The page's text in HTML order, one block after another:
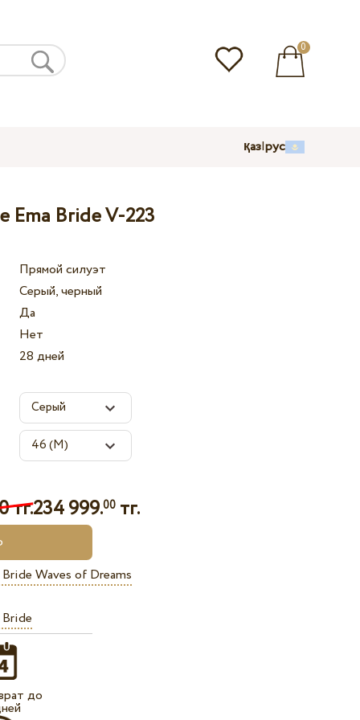
0
қаз|рус
Ema Bride V-223
Прямой силуэт
Серый, черный
Да
Нет
28 дней
тг.234 999.00 тг.
Bride Waves of Dreams
Bride
до